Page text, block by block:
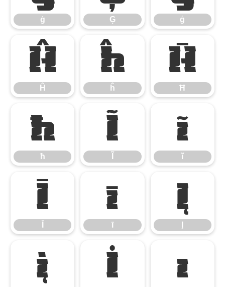
ġ Ģ ģ
Ĥ
Ĥ
ĥ
ĥ
Ħ
Ħ
ħ
ħ
Ĩ ĩ
ĩ
Ī ī
ī
Į
į İ ı